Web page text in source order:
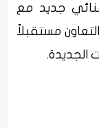
جديد مع
مستقبلاً
الجديدة.